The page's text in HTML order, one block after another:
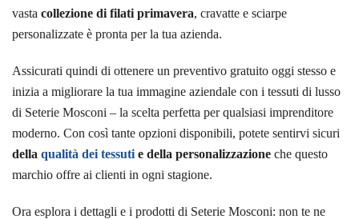
vasta collezione di filati primavera, cravatte e sciarpe
personalizzate è pronta per la tua azienda.
Assicurati quindi di ottenere un preventivo gratuito oggi stesso e
inizia a migliorare la tua immagine aziendale con i tessuti di lusso
di Seterie Mosconi – la scelta perfetta per qualsiasi imprenditore
moderno. Con così tante opzioni disponibili, potete sentirvi sicuri
della qualità dei tessuti e della personalizzazione che questo
marchio offre ai clienti in ogni stagione.
Ora esplora i dettagli e i prodotti di Seterie Mosconi: non te ne